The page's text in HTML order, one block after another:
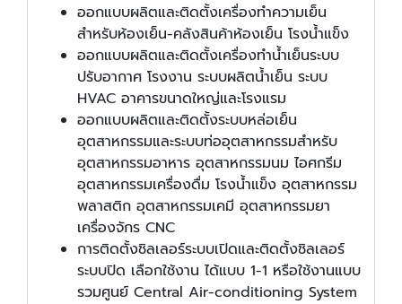
ออกแบบผลิตและติดตั้งเครื่องทำความเย็น
สำหรับห้องเย็น-คลังสินค้าห้องเย็น โรงน้ำแข็ง
ออกแบบผลิตและติดตั้งเครื่องทำน้ำเย็นระบบ
ปรับอากาศ โรงงาน ระบบผลิตน้ำเย็น ระบบ
HVAC อาคารขนาดใหญ่และโรงแรม
ออกแบบผลิตและติดตั้งระบบหล่อเย็น
อุตสาหกรรมและระบบท่ออุตสาหกรรมสำหรับ
อุตสาหกรรมอาหาร อุตสาหกรรมนม ไอศกรีม
อุตสาหกรรมเครื่องดื่ม โรงน้ำแข็ง อุตสาหกรรม
พลาสติก อุตสาหกรรมเคมี อุตสาหกรรมยา
เครื่องจักร CNC
การติดตั้งชิลเลอร์ระบบเปิดและติดตั้งชิลเลอร์
ระบบปิด เลือกใช้งาน ได้แบบ 1-1 หรือใช้งานแบบ
รวมศูนย์ Central Air-conditioning System